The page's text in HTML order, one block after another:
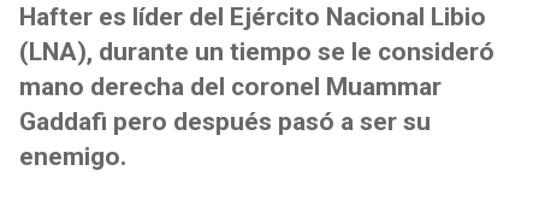
Hafter es líder del Ejército Nacional Libio
(LNA), durante un tiempo se le consideró
mano derecha del coronel Muammar
Gaddafi pero después pasó a ser su
enemigo.